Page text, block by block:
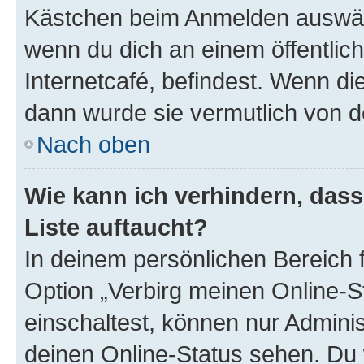
Kästchen beim Anmelden
wenn du dich an einem
Internetcafé, befindest. Wenn
dann wurde sie vermutlich von
Nach oben
Wie kann ich verhindern,
Liste auftaucht?
In deinem persönlichen
Option „Verbirg meinen Online-
einschaltest, können nur
deinen Online-Status sehen.